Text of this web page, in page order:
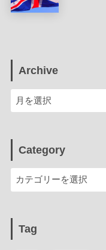
Archive
Category
Tag